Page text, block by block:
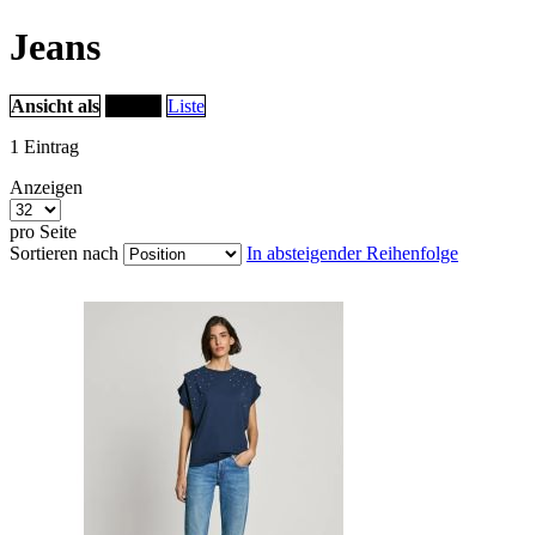
Jeans
Ansicht als
Liste
1 Eintrag
Anzeigen
pro Seite
Sortieren nach
In absteigender Reihenfolge